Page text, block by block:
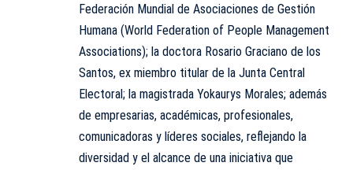
Federación Mundial de Asociaciones de Gestión
Humana (World Federation of People Management
Associations); la doctora Rosario Graciano de los
Santos, ex miembro titular de la Junta Central
Electoral; la magistrada Yokaurys Morales; además
de empresarias, académicas, profesionales,
comunicadoras y líderes sociales, reflejando la
diversidad y el alcance de una iniciativa que